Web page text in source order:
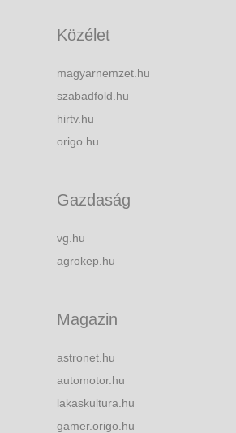
Közélet
magyarnemzet.hu
szabadfold.hu
hirtv.hu
origo.hu
Gazdaság
vg.hu
agrokep.hu
Magazin
astronet.hu
automotor.hu
lakaskultura.hu
gamer.origo.hu